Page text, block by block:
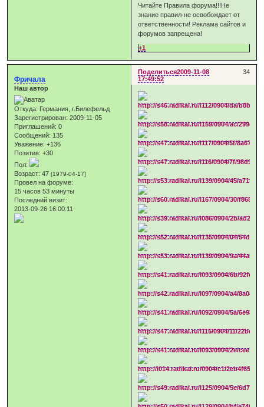
Читайте Правила форума!!!Не
знание правил-не освобождает от
ответственности! Реклама сайтов и
форумов запрещена!
+1
Поделиться 34
2009-11-08
17:49:52
Фричала
Наш автор
Откуда: Германия, г.Билефельд
Зарегистрирован: 2009-11-05
Приглашений: 0
Сообщений: 135
Уважение: +136
Позитив: +30
Пол:
Возраст: 47[1979-04-17]
Провел на форуме:
15 часов 53 минуты
Последний визит:
2013-09-26 16:00:11